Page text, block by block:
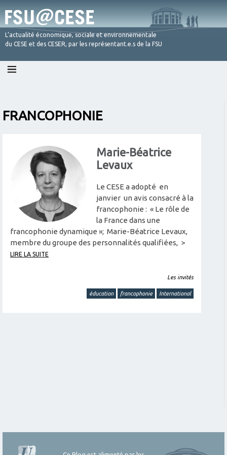
L’actualité économique, sociale et environnementale
du CESE et des CESER, par les représentant.e.s de la FSU
Skip
FRANCOPHONIE
Marie-Béatrice
Levaux
Le CESE a adopté en
janvier un avis consacré à la
francophonie : « Le rôle de
la France dans une
francophonie dynamique »; Marie-Béatrice Levaux,
membre du groupe des personnalités qualifiées, >
LIRE LA SUITE
Les invités
éducation francophonie International